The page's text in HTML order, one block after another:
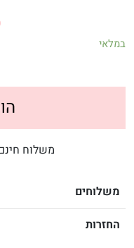
במלאי
משלוח חינם
משלוחים
החזרות